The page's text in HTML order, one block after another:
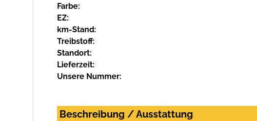
Farbe:
EZ:
km-Stand:
Treibstoff:
Standort:
Lieferzeit:
Unsere Nummer:
Beschreibung / Ausstattung